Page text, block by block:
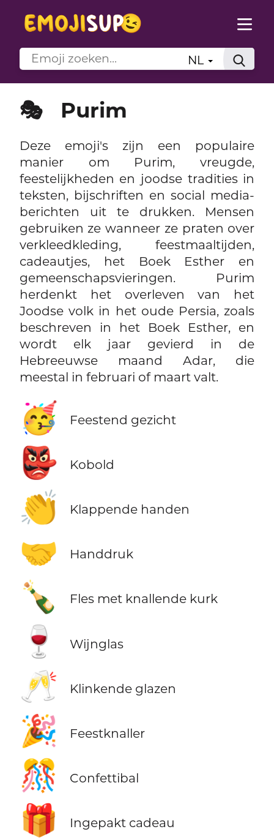
NL
🎭 Purim
Deze emoji's zijn een populaire
manier om Purim, vreugde,
feestelijkheden en joodse tradities in
teksten, bijschriften en social media-
berichten uit te drukken. Mensen
gebruiken ze wanneer ze praten over
verkleedkleding, feestmaaltijden,
cadeautjes, het Boek Esther en
gemeenschapsvieringen. Purim
herdenkt het overleven van het
Joodse volk in het oude Persia, zoals
beschreven in het Boek Esther, en
wordt elk jaar gevierd in de
Hebreeuwse maand Adar, die
meestal in februari of maart valt.
🥳 Feestend gezicht
👺 Kobold
👏 Klappende handen
🤝 Handdruk
🍾 Fles met knallende kurk
🍷 Wijnglas
🥂 Klinkende glazen
🎉 Feestknaller
🎊 Confettibal
🎁 Ingepakt cadeau